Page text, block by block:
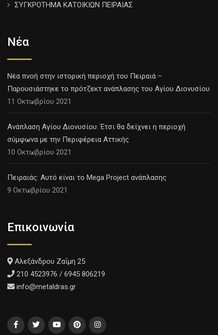
ΣΥΓΚΡΟΤΗΜΑ ΚΑΤΟΙΚΙΩΝ ΠΕΙΡΑΙΑΣ
Νέα
Νέα πνοή στην ιστορική περιοχή του Πειραιά –
Παρουσιάστηκε το πρότζεκτ ανάπλασης του Αγίου Διονυσίου
11 Οκτωβρίου 2021
Ανάπλαση Αγίου Διονυσίου: Έτσι θα δείχνει η περιοχή
σύμφωνα με την Περιφέρεια Αττικής
10 Οκτωβρίου 2021
Πειραιάς: Αυτό είναι το Mega Project ανάπλασης
9 Οκτωβρίου 2021
Επικοινωνία
Αλεξάνδρου Ζαΐμη 25
210 4523976 / 6945 806219
info@metaldras.gr